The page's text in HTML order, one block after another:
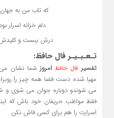
که تاب من به جهان
دلم خزانه اسرار
درش ببست و کلیدش
تـعـبـیـر فال حافظ:
تفسیر فال حافظامروز شما نشان
مهیا شده. دست قضا همه چیز را
می شوندو دوباره جوان می شوی و
فقط مواظب حریفان خود باش که
اسرارت را هم برای کسی فاش نکن.